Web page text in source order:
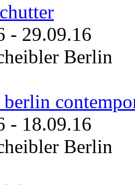
- 29.09.16
Berlin
berlin
- 18.09.16
Berlin